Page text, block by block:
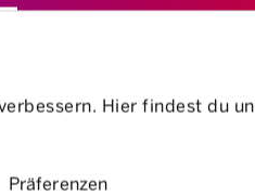
Hier findest du
Präferenzen